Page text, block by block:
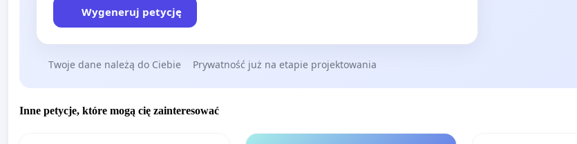
Wygeneruj petycję
Twoje dane należą do Ciebie Prywatność już na etapie projektowania
Inne petycje, które mogą cię zainteresować